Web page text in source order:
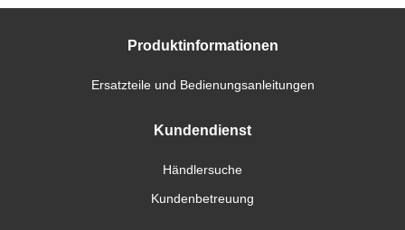
Produktinformationen
Ersatzteile und Bedienungsanleitungen
Kundendienst
Händlersuche
Kundenbetreuung